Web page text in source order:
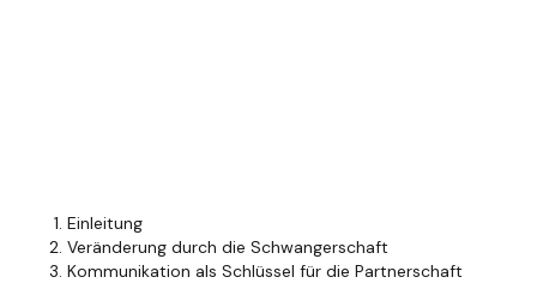
Einleitung
Veränderung durch die Schwangerschaft
Kommunikation als Schlüssel für die Partnerschaft